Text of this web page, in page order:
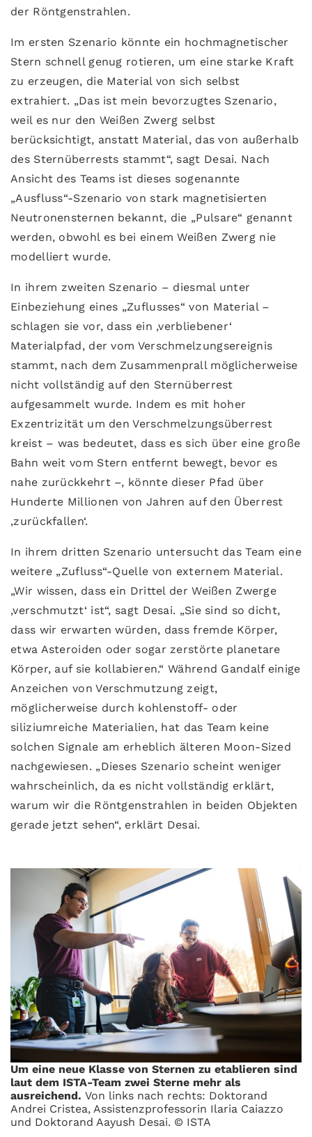
der Röntgenstrahlen.
Im ersten Szenario könnte ein hochmagnetischer
Stern schnell genug rotieren, um eine starke Kraft
zu erzeugen, die Material von sich selbst
extrahiert. „Das ist mein bevorzugtes Szenario,
weil es nur den Weißen Zwerg selbst
berücksichtigt, anstatt Material, das von außerhalb
des Sternüberrests stammt“, sagt Desai. Nach
Ansicht des Teams ist dieses sogenannte
„Ausfluss“-Szenario von stark magnetisierten
Neutronensternen bekannt, die „Pulsare“ genannt
werden, obwohl es bei einem Weißen Zwerg nie
modelliert wurde.
In ihrem zweiten Szenario – diesmal unter
Einbeziehung eines „Zuflusses“ von Material –
schlagen sie vor, dass ein ‚verbliebener‘
Materialpfad, der vom Verschmelzungsereignis
stammt, nach dem Zusammenprall möglicherweise
nicht vollständig auf den Sternüberrest
aufgesammelt wurde. Indem es mit hoher
Exzentrizität um den Verschmelzungsüberrest
kreist – was bedeutet, dass es sich über eine große
Bahn weit vom Stern entfernt bewegt, bevor es
nahe zurückkehrt –, könnte dieser Pfad über
Hunderte Millionen von Jahren auf den Überrest
‚zurückfallen‘.
In ihrem dritten Szenario untersucht das Team eine
weitere „Zufluss“-Quelle von externem Material.
„Wir wissen, dass ein Drittel der Weißen Zwerge
‚verschmutzt‘ ist“, sagt Desai. „Sie sind so dicht,
dass wir erwarten würden, dass fremde Körper,
etwa Asteroiden oder sogar zerstörte planetare
Körper, auf sie kollabieren.“ Während Gandalf einige
Anzeichen von Verschmutzung zeigt,
möglicherweise durch kohlenstoff- oder
siliziumreiche Materialien, hat das Team keine
solchen Signale am erheblich älteren Moon-Sized
nachgewiesen. „Dieses Szenario scheint weniger
wahrscheinlich, da es nicht vollständig erklärt,
warum wir die Röntgenstrahlen in beiden Objekten
gerade jetzt sehen“, erklärt Desai.
Um eine neue Klasse von Sternen zu etablieren sind
laut dem ISTA-Team zwei Sterne mehr als
ausreichend. Von links nach rechts: Doktorand
Andrei Cristea, Assistenzprofessorin Ilaria Caiazzo
und Doktorand Aayush Desai. © ISTA